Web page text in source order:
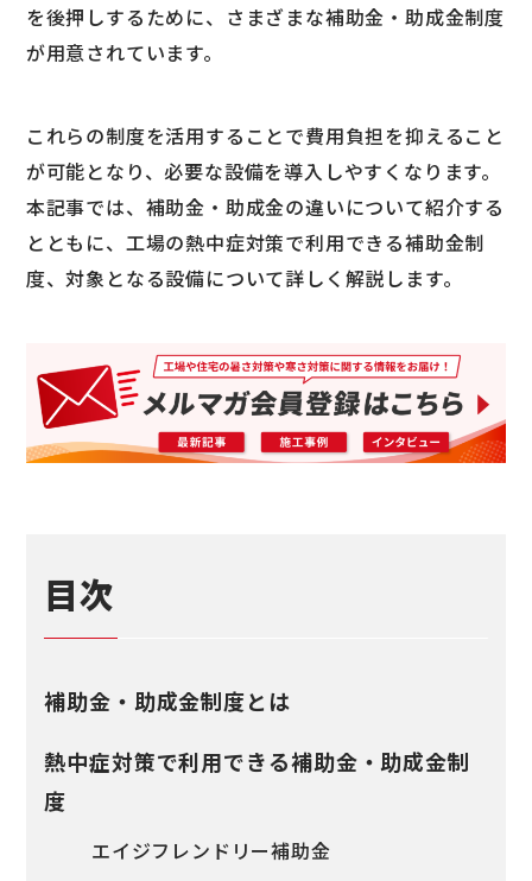
を後押しするために、さまざまな補助金・助成金制度
が用意されています。
これらの制度を活用することで費用負担を抑えること
が可能となり、必要な設備を導入しやすくなります。
本記事では、補助金・助成金の違いについて紹介する
とともに、工場の熱中症対策で利用できる補助金制
度、対象となる設備について詳しく解説します。
目次
補助金・助成金制度とは
熱中症対策で利用できる補助金・助成金制
度
エイジフレンドリー補助金